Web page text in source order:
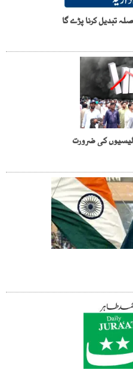
تبدیل کرنا پڑے گا
کی ضرورت